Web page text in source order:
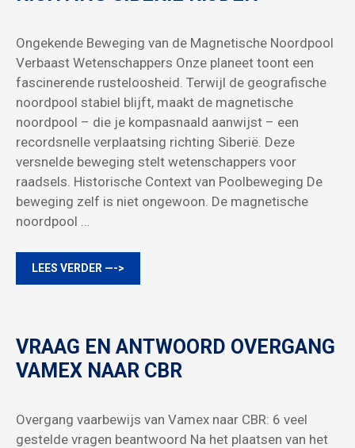
Ongekende Beweging van de Magnetische Noordpool
Verbaast Wetenschappers Onze planeet toont een
fascinerende rusteloosheid. Terwijl de geografische
noordpool stabiel blijft, maakt de magnetische
noordpool – die je kompasnaald aanwijst – een
recordsnelle verplaatsing richting Siberië. Deze
versnelde beweging stelt wetenschappers voor
raadsels. Historische Context van Poolbeweging De
beweging zelf is niet ongewoon. De magnetische
noordpool …
LEES VERDER —->
VRAAG EN ANTWOORD OVERGANG
VAMEX NAAR CBR
Overgang vaarbewijs van Vamex naar CBR: 6 veel
gestelde vragen beantwoord Na het plaatsen van het